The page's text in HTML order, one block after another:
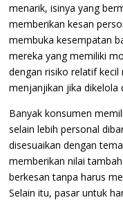
menarik, isinya yang
memberikan kesan
membuka kesempatan
mereka yang memiliki
dengan risiko relatif
menjanjikan jika dikelola
Banyak konsumen
selain lebih personal
disesuaikan dengan
memberikan nilai
berkesan tanpa harus
Selain itu, pasar untuk